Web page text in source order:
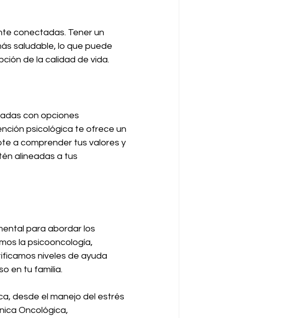
conectadas. Tener un
saludable, lo que puede
de la calidad de vida.
con opciones
psicológica te ofrece un
a comprender tus valores y
alineadas a tus
para abordar los
la psicooncología,
niveles de ayuda
en tu familia.
desde el manejo del estrés
Oncológica,